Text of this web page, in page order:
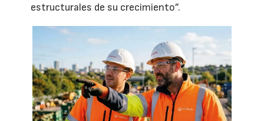
estructurales de su crecimiento”.